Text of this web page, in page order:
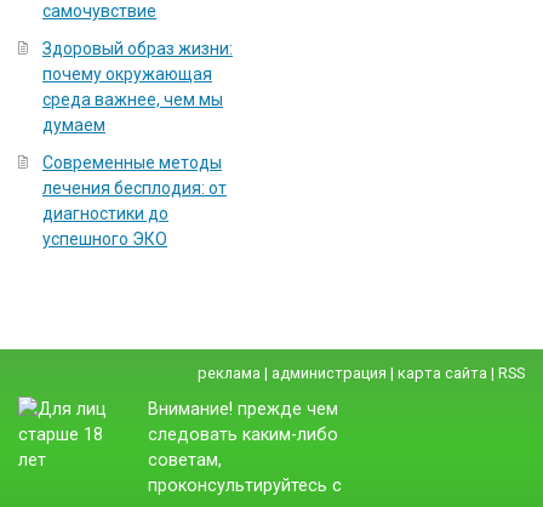
самочувствие
Здоровый образ жизни:
почему окружающая
среда важнее, чем мы
думаем
Современные методы
лечения бесплодия: от
диагностики до
успешного ЭКО
реклама | администрация | карта сайта | RSS
Внимание! прежде чем
следовать каким-либо
советам,
проконсультируйтесь с